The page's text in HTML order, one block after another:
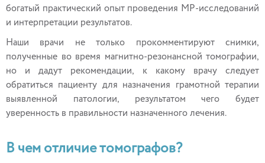
богатый практический опыт проведения МР-исследований
и интерпретации результатов.
Наши врачи не только прокомментируют снимки,
полученные во время магнитно-резонансной томографии,
но и дадут рекомендации, к какому врачу следует
обратиться пациенту для назначения грамотной терапии
выявленной патологии, результатом чего будет
уверенность в правильности назначенного лечения.
В чем отличие томографов?